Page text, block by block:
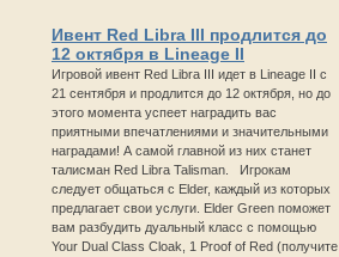
Ивент Red Libra III продлится до
12 октября в Lineage II
Игровой ивент Red Libra III идет в Lineage II с
21 сентября и продлится до 12 октября, но до
этого момента успеет наградить вас
приятными впечатлениями и значительными
наградами! А самой главной из них станет
талисман Red Libra Talisman. Игрокам
следует общаться с Elder, каждый из которых
предлагает свои услуги. Elder Green поможет
вам разбудить дуальный класс с помощью
Your Dual Class Cloak, 1 Proof of Red (получите